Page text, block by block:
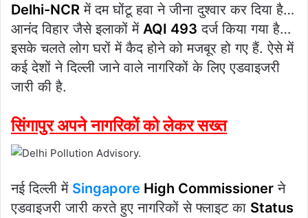
Delhi-NCR में दम घोंटू हवा ने जीना दुश्वार कर दिया है…
आनंद विहार जैसे इलाकों में AQI 493 दर्ज किया गया है…
इसके चलते लोग घरों में कैद होने को मजबूर हो गए हैं. ऐसे में
कई देशों ने दिल्ली जाने वाले नागरिकों के लिए एडवाइजरी
जारी की है.
सिंगापुर अपने नागरिकों को लेकर सख्त
नई दिल्ली में Singapore High Commissioner ने
एडवाइजरी जारी करते हुए नागरिकों से फ्लाइट का Status